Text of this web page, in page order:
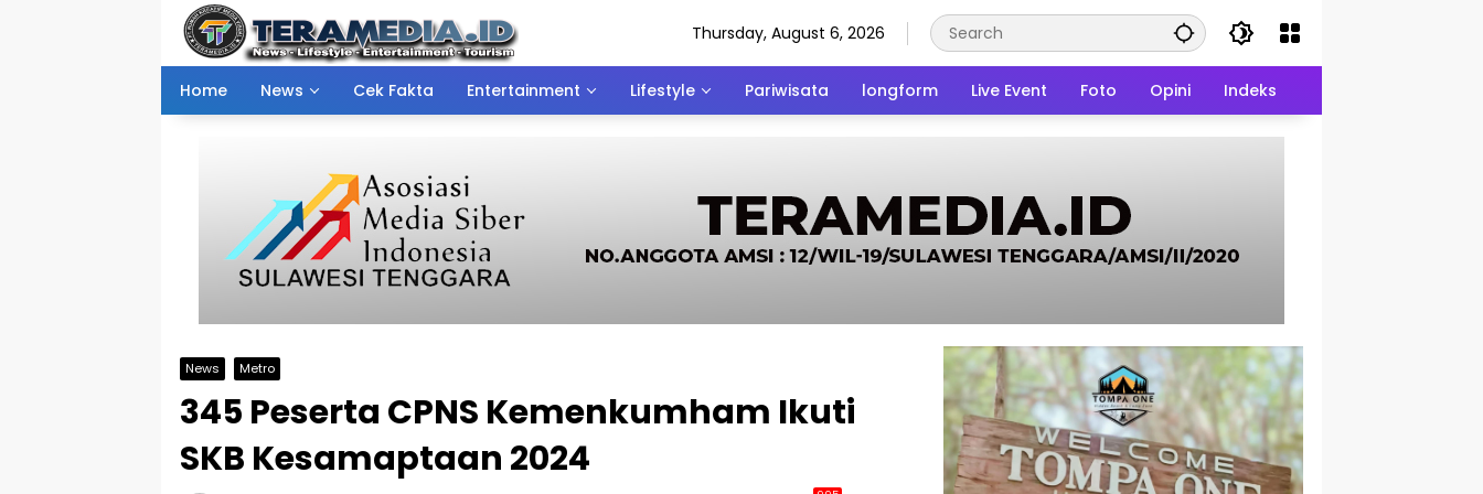
Thursday, August 6, 2026
Home News Cek Fakta Entertainment Lifestyle Pariwisata longform Live Event Foto Opini Indeks
News Metro
345 Peserta CPNS Kemenkumham Ikuti
SKB Kesamaptaan 2024